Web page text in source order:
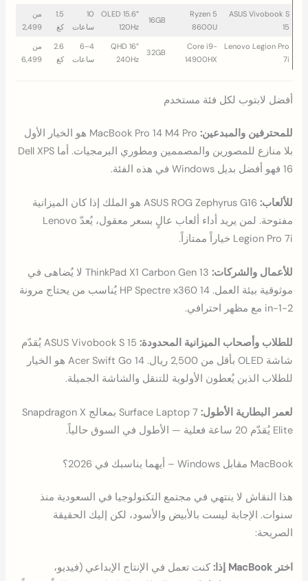
ASUS Vivobook S
15
Ryzen 5
8600U
16GB
15.6″ OLED
120Hz
10
ساعات
1.5
كغ
من
2,499
Lenovo Legion Pro
7i
Core i9-
14900HX
32GB
16″ QHD
240Hz
4–6
ساعات
2.6
كغ
من
6,499
أفضل لابتوب لكل فئة مستخدم
للمحترفين والمبدعين:
MacBook Pro 14 M4 Pro هو الخيار الأول
بلا منازع للمصورين والمصممين ومطوري البرمجيات. أما Dell XPS
16 فهو أفضل بديل Windows في هذه الفئة.
للألعاب:
ASUS ROG Zephyrus G16 هو الملك إذا كان الميزانية
مفتوحة. لمن يريد أداء ألعاب عالٍ بسعر معقول، يُعدّ Lenovo
Legion Pro 7i خياراً ممتازاً.
للأعمال والشركات:
ThinkPad X1 Carbon Gen 13 لا يُضاهى في
موثوقية بيئة العمل. HP Spectre x360 14 يُناسب من يحتاج مرونة
2-in-1 مع مظهر احترافي.
للطلاب وأصحاب الميزانية المحدودة:
ASUS Vivobook S 15 يُقدّم
شاشة OLED بأقل من 2,500 ريال. Acer Swift Go 14 هو الخيار
للطلاب الذين يُعطون الأولوية للتنقل والشاشة الجميلة.
لعمر البطارية الأطول:
Surface Laptop 7 بمعالج Snapdragon X
Elite يُقدّم 20 ساعة فعلية — الأطول في السوق حالياً.
MacBook مقابل Windows – أيهما يناسبك في 2026؟
هذا النقاش لا ينتهي في مجتمع التكنولوجيا في السعودية منذ
سنوات. الإجابة ليست بالأبيض والأسود، لكن إليك الحقيقة
الصريحة:
اختر MacBook إذا:
كنت تعمل في الإنتاج الإبداعي (فيديو،